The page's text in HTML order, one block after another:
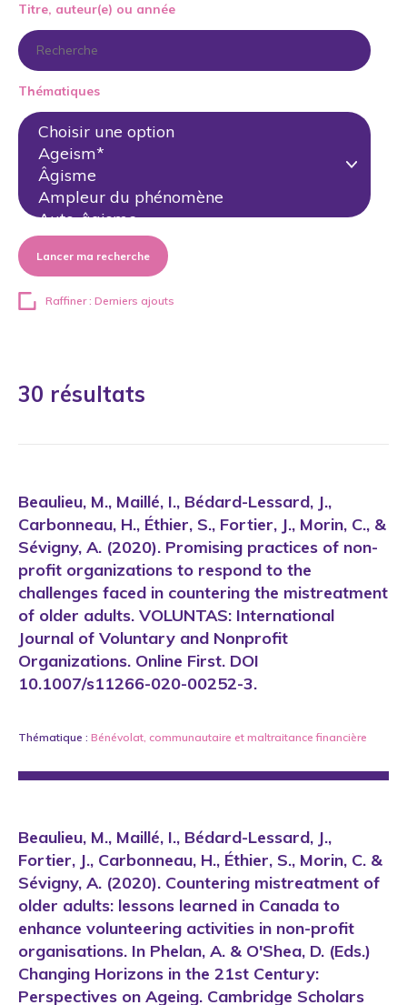
Titre, auteur(e) ou année
Thématiques
Lancer ma recherche
Raffiner : Derniers ajouts
30 résultats
Beaulieu, M., Maillé, I., Bédard-Lessard, J.,
Carbonneau, H., Éthier, S., Fortier, J., Morin, C., &
Sévigny, A. (2020). Promising practices of non-
profit organizations to respond to the
challenges faced in countering the mistreatment
of older adults. VOLUNTAS: International
Journal of Voluntary and Nonprofit
Organizations. Online First. DOI
10.1007/s11266-020-00252-3.
Thématique : Bénévolat, communautaire et maltraitance financière
Beaulieu, M., Maillé, I., Bédard-Lessard, J.,
Fortier, J., Carbonneau, H., Éthier, S., Morin, C. &
Sévigny, A. (2020). Countering mistreatment of
older adults: lessons learned in Canada to
enhance volunteering activities in non-profit
organisations. In Phelan, A. & O'Shea, D. (Eds.)
Changing Horizons in the 21st Century:
Perspectives on Ageing. Cambridge Scholars